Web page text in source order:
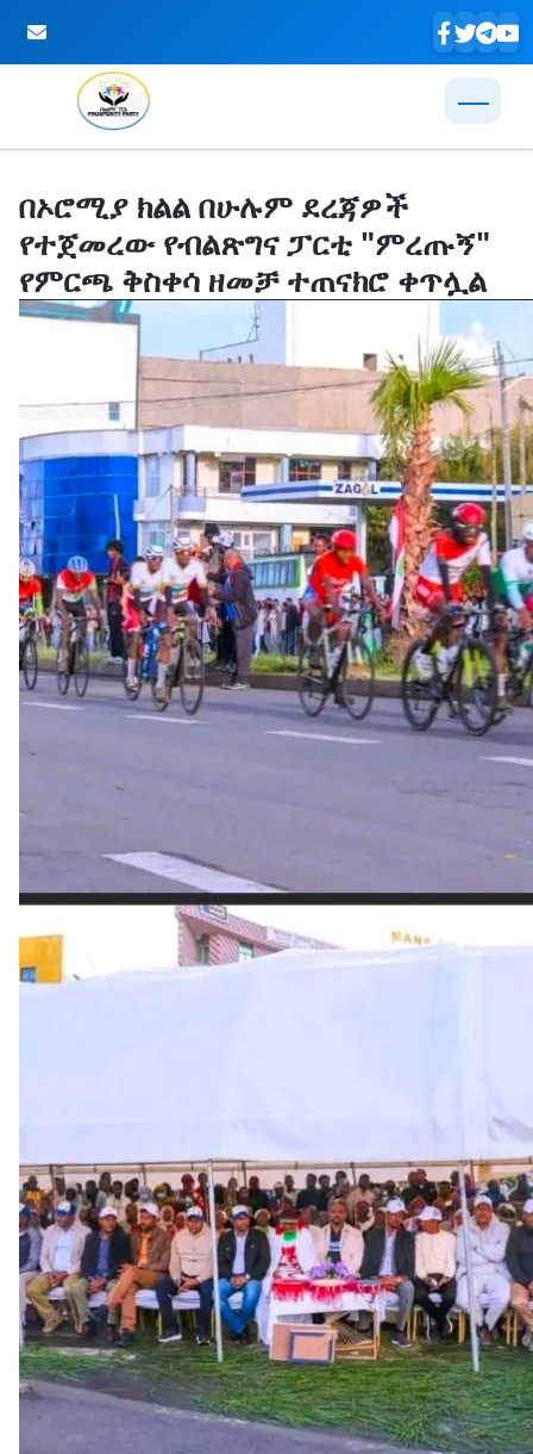
በኦሮሚያ ክልል በሁሉም ደረጃዎች
የተጀመረው የብልጽግና ፓርቲ "ምረጡኝ"
የምርጫ ቅስቀሳ ዘመቻ ተጠናክሮ ቀጥሏል